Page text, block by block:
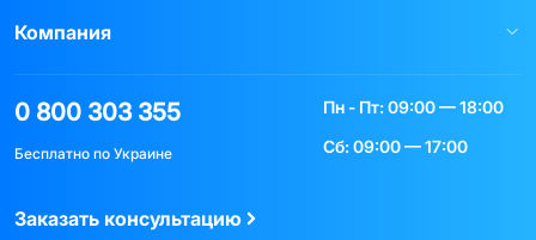
Компания
0 800 303 355
Бесплатно по Украине
Пн - Пт: 09:00 — 18:00
Сб: 09:00 — 17:00
Заказать консультацию